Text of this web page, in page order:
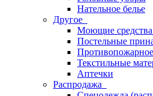
Нательное белье
Другое
Моющие
Постельные
Текстильные
Аптечки
Распродажа